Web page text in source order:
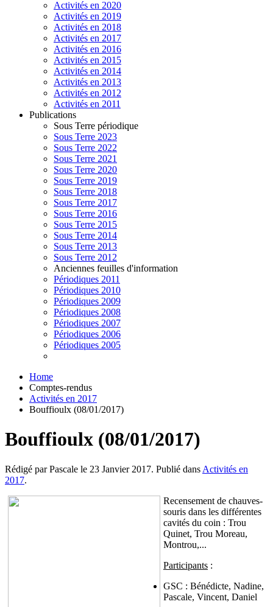
Activités en 2020
Activités en 2019
Activités en 2018
Activités en 2017
Activités en 2016
Activités en 2015
Activités en 2014
Activités en 2013
Activités en 2012
Activités en 2011
Publications
Sous Terre périodique
Sous Terre 2023
Sous Terre 2022
Sous Terre 2021
Sous Terre 2020
Sous Terre 2019
Sous Terre 2018
Sous Terre 2017
Sous Terre 2016
Sous Terre 2015
Sous Terre 2014
Sous Terre 2013
Sous Terre 2012
Anciennes feuilles d'information
Périodiques 2011
Périodiques 2010
Périodiques 2009
Périodiques 2008
Périodiques 2007
Périodiques 2006
Périodiques 2005
Home
Comptes-rendus
Activités en 2017
Bouffioulx (08/01/2017)
Bouffioulx (08/01/2017)
Rédigé par Pascale le 23 Janvier 2017. Publié dans Activités en
2017.
Recensement de chauves-
souris dans les différentes
cavités du coin : Trou
Quinet, Trou Moreau,
Montrou,...
Participants :
GSC : Bénédicte, Nadine,
Pascale, Vincent, Daniel